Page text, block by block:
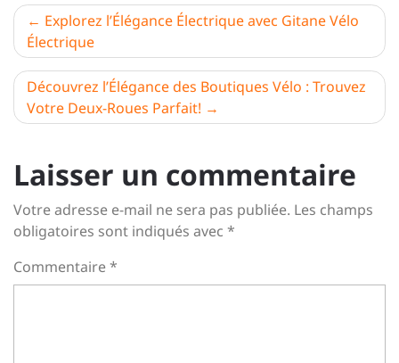
Navigation
de
l’article
Explorez l’Élégance Électrique avec Gitane Vélo
Électrique
Découvrez l’Élégance des Boutiques Vélo : Trouvez
Votre Deux-Roues Parfait!
Laisser un commentaire
Votre adresse e-mail ne sera pas publiée. Les champs
obligatoires sont indiqués avec *
Commentaire*